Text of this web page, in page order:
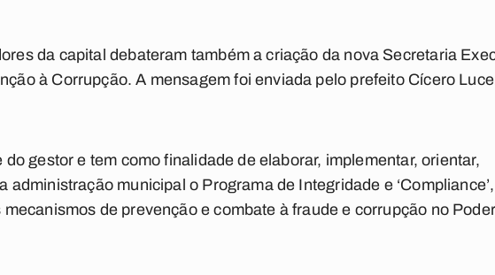
da capital debateram também a criação da nova Secretaria
à Corrupção. A mensagem foi enviada pelo prefeito Cícero
gestor e tem como finalidade de elaborar, implementar, orientar,
administração municipal o Programa de Integridade e
de prevenção e combate à fraude e corrupção no Poder